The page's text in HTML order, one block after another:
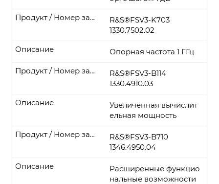
R&S®FSV3-K703
1330.7502.02
Продукт / Номер заказа
Опорная частота 1 ГГц
Описание
R&S®FSV3-B114
1330.4910.03
Продукт / Номер заказа
Увеличенная вычислит
ельная мощность
Описание
R&S®FSV3-B710
1346.4950.04
Продукт / Номер заказа
Расширенные функцио
нальные возможности
Описание